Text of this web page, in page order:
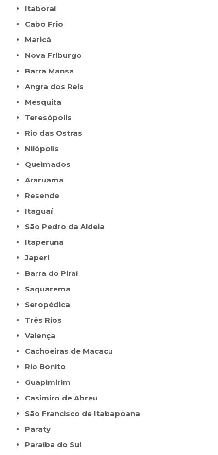
Itaboraí
Cabo Frio
Maricá
Nova Friburgo
Barra Mansa
Angra dos Reis
Mesquita
Teresópolis
Rio das Ostras
Nilópolis
Queimados
Araruama
Resende
Itaguaí
São Pedro da Aldeia
Itaperuna
Japeri
Barra do Piraí
Saquarema
Seropédica
Três Rios
Valença
Cachoeiras de Macacu
Rio Bonito
Guapimirim
Casimiro de Abreu
São Francisco de Itabapoana
Paraty
Paraíba do Sul